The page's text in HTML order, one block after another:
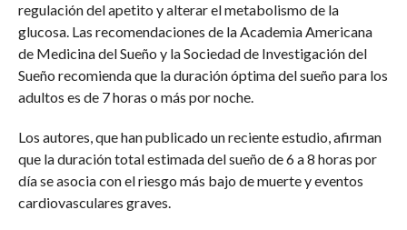
regulación del apetito y alterar el metabolismo de la
glucosa. Las recomendaciones de la Academia Americana
de Medicina del Sueño y la Sociedad de Investigación del
Sueño recomienda que la duración óptima del sueño para los
adultos es de 7 horas o más por noche.
Los autores, que han publicado un reciente estudio, afirman
que la duración total estimada del sueño de 6 a 8 horas por
día se asocia con el riesgo más bajo de muerte y eventos
cardiovasculares graves.